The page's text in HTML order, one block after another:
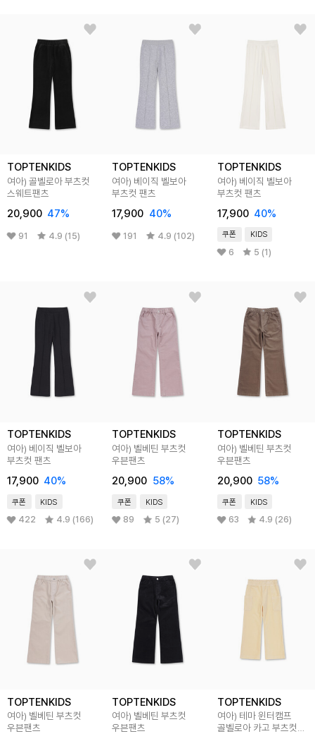
TOPTENKIDS
여아) 골벨로아 부츠컷
스웨트팬츠
20,900 47%
91 4.9 (15)
TOPTENKIDS
여아) 베이직 벨보아
부츠컷 팬츠
17,900 40%
191 4.9 (102)
TOPTENKIDS
여아) 베이직 벨보아
부츠컷 팬츠
17,900 40%
쿠폰 KIDS
6 5 (1)
TOPTENKIDS
여아) 베이직 벨보아
부츠컷 팬츠
17,900 40%
쿠폰 KIDS
422 4.9 (166)
TOPTENKIDS
여아) 벨베틴 부츠컷
우븐팬츠
20,900 58%
쿠폰 KIDS
89 5 (27)
TOPTENKIDS
여아) 벨베틴 부츠컷
우븐팬츠
20,900 58%
쿠폰 KIDS
63 4.9 (26)
TOPTENKIDS
여아) 벨베틴 부츠컷
우븐팬츠
TOPTENKIDS
여아) 벨베틴 부츠컷
우븐팬츠
TOPTENKIDS
여아) 테마 윈터캠프
골벨로아 카고 부츠컷